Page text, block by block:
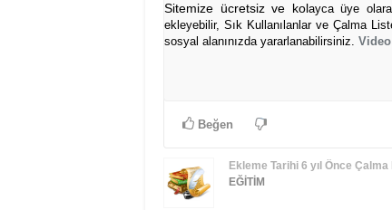
Sitemize ücretsiz ve kolayca üye
ekleyebilir, Sık Kullanılanlar ve Çalma
sosyal alanınızda yararlanabilirsiniz.
Beğen
Ekleme Tarihi 6 yıl Önce Çalma
EĞİTİM